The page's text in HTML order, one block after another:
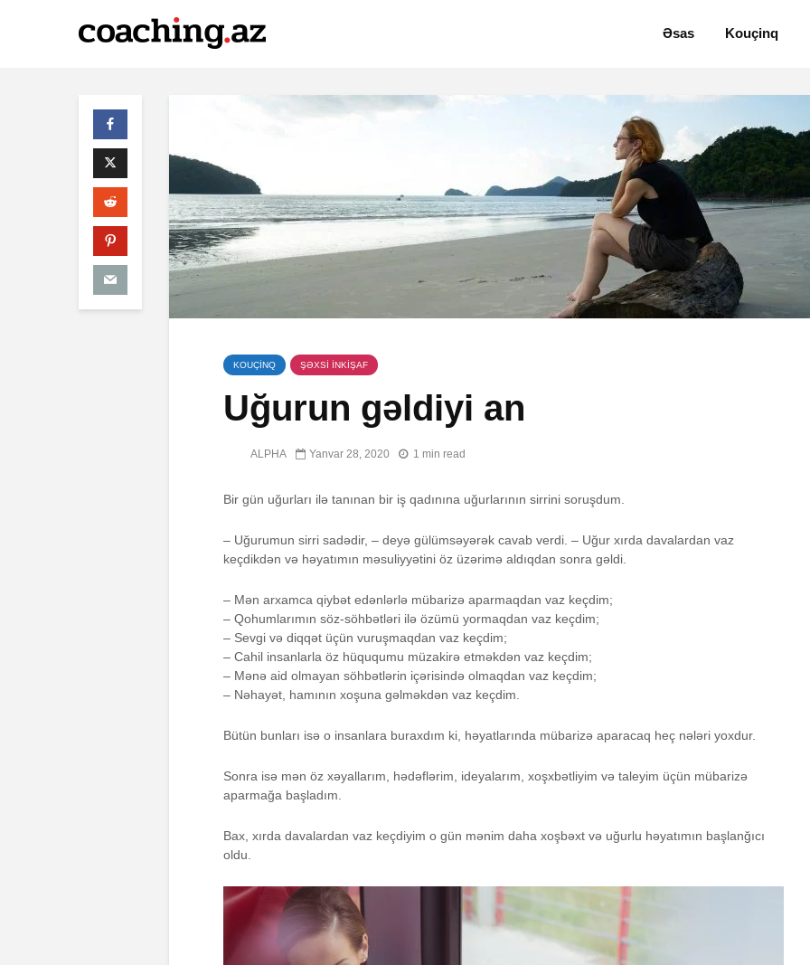
Əsas Kouçinq
KOUÇİNQ ŞƏXSİ İNKİŞAF
Uğurun gəldiyi an
ALPHA Yanvar 28, 2020 1 min read
Bir gün uğurları ilə tanınan bir iş qadınına uğurlarının sirrini soruşdum.
– Uğurumun sirri sadədir, – deyə gülümsəyərək cavab verdi. – Uğur xırda davalardan vaz
keçdikdən və həyatımın məsuliyyətini öz üzərimə aldıqdan sonra gəldi.
– Mən arxamca qiybət edənlərlə mübarizə aparmaqdan vaz keçdim;
– Qohumlarımın söz-söhbətləri ilə özümü yormaqdan vaz keçdim;
– Sevgi və diqqət üçün vuruşmaqdan vaz keçdim;
– Cahil insanlarla öz hüququmu müzakirə etməkdən vaz keçdim;
– Mənə aid olmayan söhbətlərin içərisində olmaqdan vaz keçdim;
– Nəhayət, hamının xoşuna gəlməkdən vaz keçdim.
Bütün bunları isə o insanlara buraxdım ki, həyatlarında mübarizə aparacaq heç nələri yoxdur.
Sonra isə mən öz xəyallarım, hədəflərim, ideyalarım, xoşxbətliyim və taleyim üçün mübarizə
aparmağa başladım.
Bax, xırda davalardan vaz keçdiyim o gün mənim daha xoşbəxt və uğurlu həyatımın başlanğıcı
oldu.